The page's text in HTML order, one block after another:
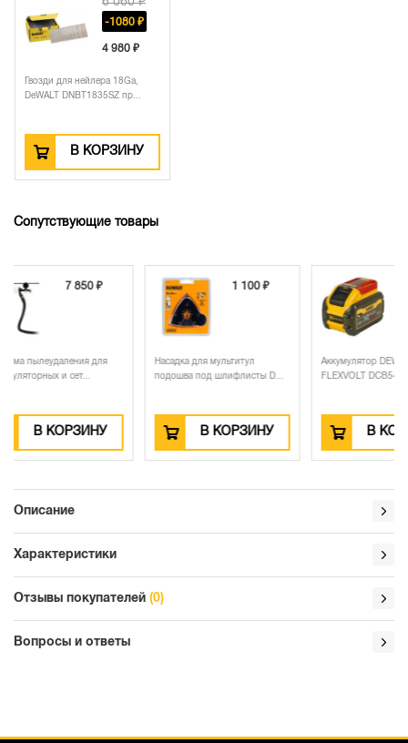
-1080 ₽
4 980 ₽
Гвозди для нейлера 18Ga,
DeWALT DNBT1835SZ пр...
В КОРЗИНУ
Сопутствующие товары
1 100 ₽
Насадка для мультитул
подошва под шлифлисты D...
В КОРЗИНУ
31 880 ₽
-2000 ₽
29 880 ₽
Аккумулятор DEWALT
FLEXVOLT DCB547, Li-Ion, 1...
В КОРЗИНУ
Описание
Характеристики
Отзывы покупателей (0)
Вопросы и ответы